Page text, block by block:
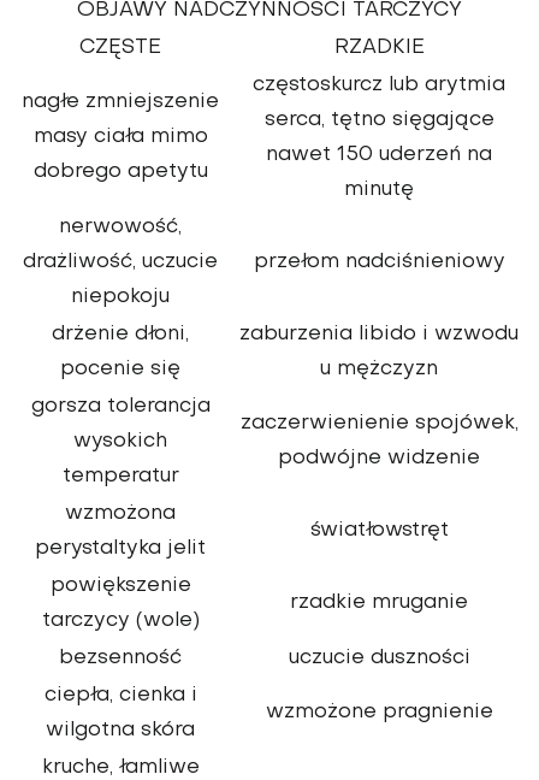
OBJAWY NADCZYNNOŚCI TARCZYCY
CZĘSTE
RZADKIE
nagłe zmniejszenie
masy ciała mimo
dobrego apetytu
częstoskurcz lub arytmia
serca, tętno sięgające
nawet 150 uderzeń na
minutę
nerwowość,
drażliwość, uczucie
niepokoju
przełom nadciśnieniowy
drżenie dłoni,
pocenie się
zaburzenia libido i wzwodu
u mężczyzn
gorsza tolerancja
wysokich
temperatur
zaczerwienienie spojówek,
podwójne widzenie
wzmożona
perystaltyka jelit
światłowstręt
powiększenie
tarczycy (wole)
rzadkie mruganie
bezsenność
uczucie duszności
ciepła, cienka i
wilgotna skóra
wzmożone pragnienie
kruche, łamliwe